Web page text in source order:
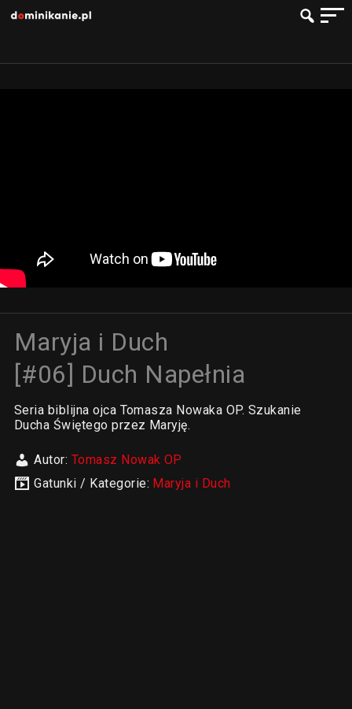
Maryja i Duch
[#06] Duch Napełnia
Seria biblijna ojca Tomasza Nowaka OP. Szukanie
Ducha Świętego przez Maryję.
Autor: Tomasz Nowak OP
Gatunki / Kategorie: Maryja i Duch